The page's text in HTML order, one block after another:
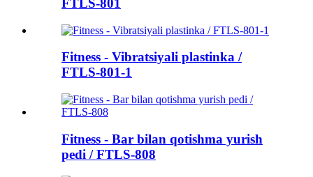
FTLS-801
Fitness - Vibratsiyali plastinka /
FTLS-801-1
Fitness - Bar bilan qotishma yurish
pedi / FTLS-808